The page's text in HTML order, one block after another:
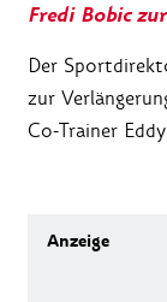
Fredi Bobic
Der
zur
Co-Trainer